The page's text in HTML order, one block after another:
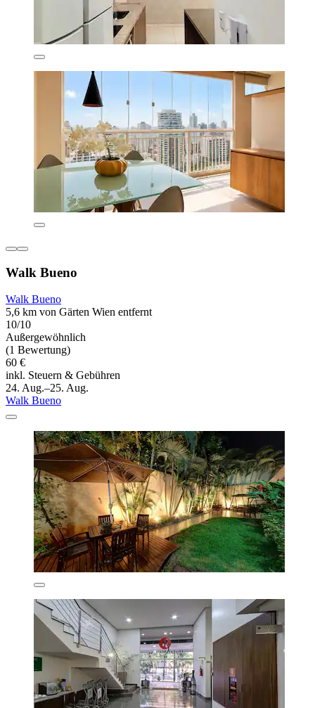
Walk Bueno
Walk Bueno
5,6 km von Gärten Wien entfernt
10/10
Außergewöhnlich
(1 Bewertung)
60 €
inkl. Steuern & Gebühren
24. Aug.–25. Aug.
Walk Bueno